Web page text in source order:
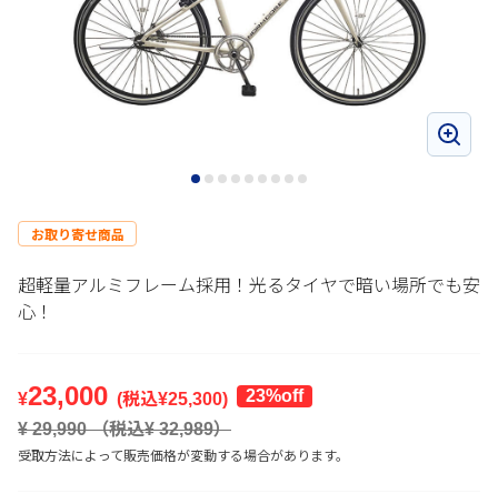
お取り寄せ商品
超軽量アルミフレーム採用！光るタイヤで暗い場所でも安
心！
¥23,000 (税込¥25,300) 23%off
¥ 29,990（税込¥32,989）
受取方法によって販売価格が変動する場合があります。